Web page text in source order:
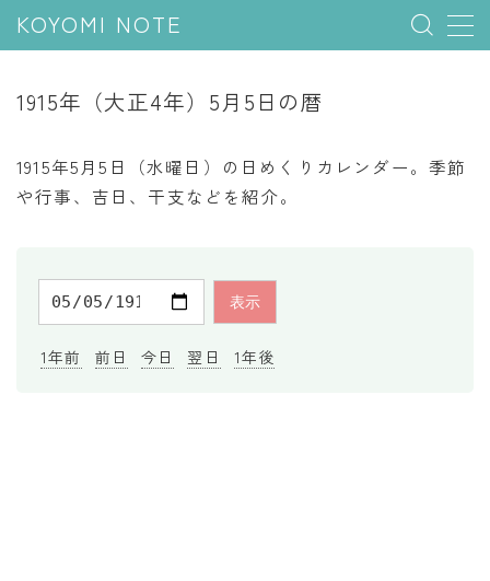
KOYOMI NOTE
五節句
二十四節気
1915年（大正4年）5月5日の暦
1915年5月5日（水曜日）の日めくりカレンダー。季節
や行事、吉日、干支などを紹介。
1年前 前日 今日 翌日 1年後